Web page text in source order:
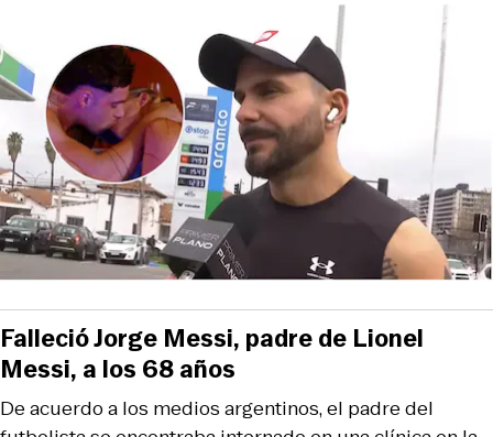
De acuerdo a los medios argentinos, el padre del
Falleció Jorge Messi, padre de Lionel
Messi, a los 68 años